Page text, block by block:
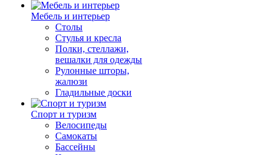
Мебель и интерьер
Столы
Стулья и кресла
Полки, стеллажи,
вешалки для одежды
Рулонные шторы,
жалюзи
Гладильные доски
Спорт и туризм
Велосипеды
Самокаты
Бассейны